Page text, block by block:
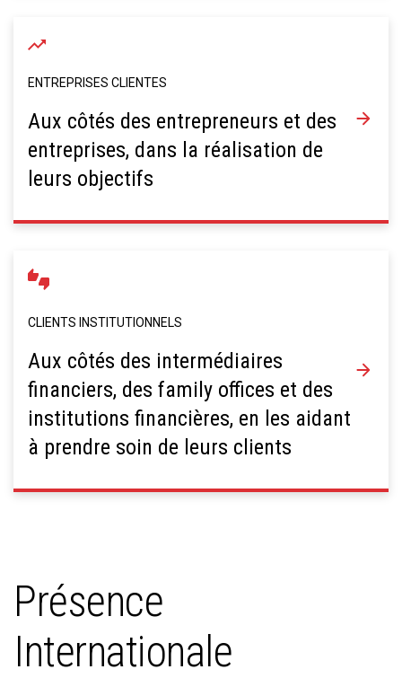
ENTREPRISES CLIENTES
Aux côtés des entrepreneurs et des
entreprises, dans la réalisation de
leurs objectifs
CLIENTS INSTITUTIONNELS
Aux côtés des intermédiaires
financiers, des family offices et des
institutions financières, en les aidant
à prendre soin de leurs clients
Présence
Internationale